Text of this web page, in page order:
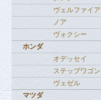
ヴェルファイア
ノア
ヴォクシー
ホンダ
オデッセイ
ステップワゴン
ヴェゼル
マツダ